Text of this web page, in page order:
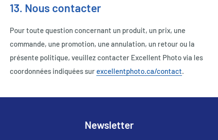
13. Nous contacter
Pour toute question concernant un produit, un prix, une
commande, une promotion, une annulation, un retour ou la
présente politique, veuillez contacter Excellent Photo via les
coordonnées indiquées surexcellentphoto.ca/contact.
Newsletter